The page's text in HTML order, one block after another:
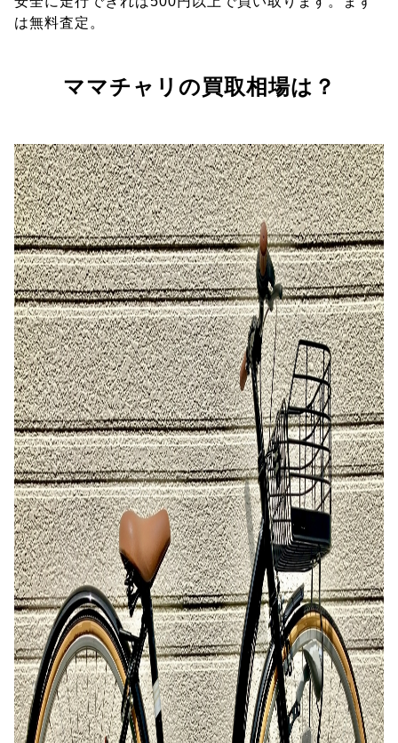
は無料査定。
ママチャリの買取相場は？